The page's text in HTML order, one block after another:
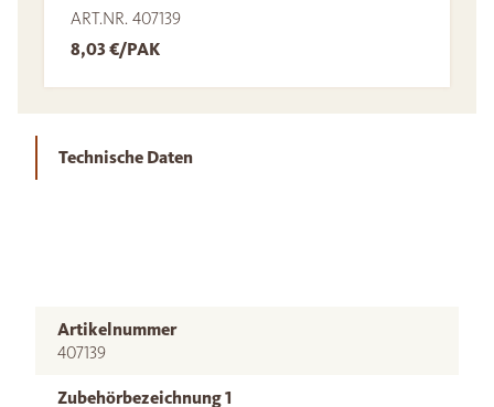
ART.NR. 407139
8,03 €/PAK
Technische Daten
Artikelnummer
407139
Zubehörbezeichnung 1